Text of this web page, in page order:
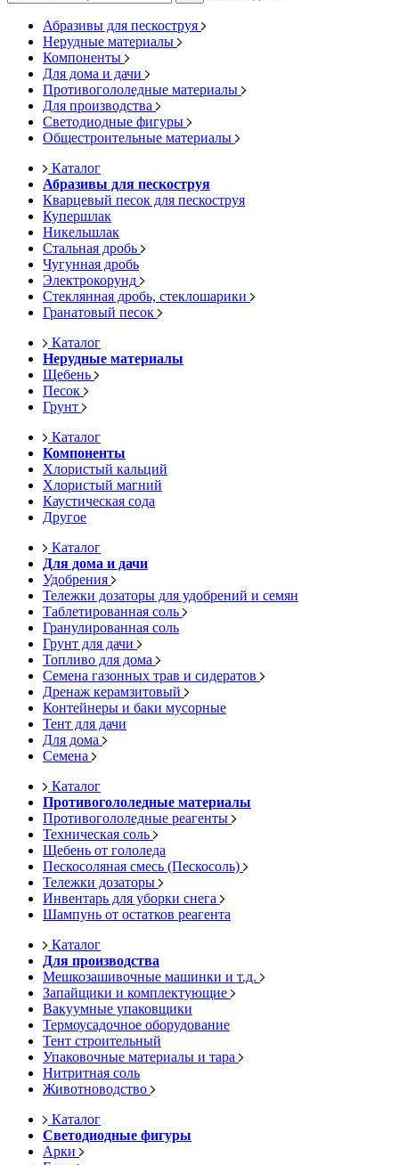
Абразивы для пескоструя
Нерудные материалы
Компоненты
Для дома и дачи
Противогололедные материалы
Для производства
Светодиодные фигуры
Общестроительные материалы
Каталог
Абразивы для пескоструя
Кварцевый песок для пескоструя
Купершлак
Никельшлак
Стальная дробь
Чугунная дробь
Электрокорунд
Стеклянная дробь, стеклошарики
Гранатовый песок
Каталог
Нерудные материалы
Щебень
Песок
Грунт
Каталог
Компоненты
Хлористый кальций
Хлористый магний
Каустическая сода
Другое
Каталог
Для дома и дачи
Удобрения
Тележки дозаторы для удобрений и семян
Таблетированная соль
Гранулированная соль
Грунт для дачи
Топливо для дома
Семена газонных трав и сидератов
Дренаж керамзитовый
Контейнеры и баки мусорные
Тент для дачи
Для дома
Семена
Каталог
Противогололедные материалы
Противогололедные реагенты
Техническая соль
Щебень от гололеда
Пескосоляная смесь (Пескосоль)
Тележки дозаторы
Инвентарь для уборки снега
Шампунь от остатков реагента
Каталог
Для производства
Мешкозашивочные машинки и т.д.
Запайщики и комплектующие
Вакуумные упаковщики
Термоусадочное оборудование
Тент строительный
Упаковочные материалы и тара
Нитритная соль
Животноводство
Каталог
Светодиодные фигуры
Арки